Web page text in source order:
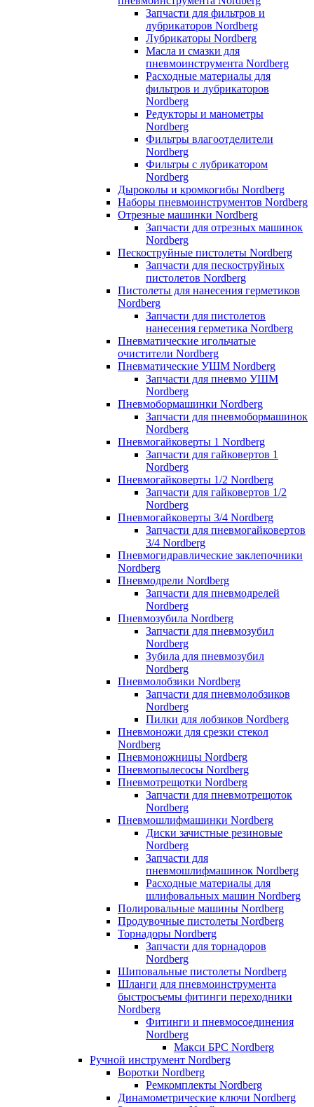
Запчасти для фильтров и
лубрикаторов Nordberg
Лубрикаторы Nordberg
Масла и смазки для
пневмоинструмента Nordberg
Расходные материалы для
фильтров и лубрикаторов
Nordberg
Редукторы и манометры
Nordberg
Фильтры влагоотделители
Nordberg
Фильтры с лубрикатором
Nordberg
Дыроколы и кромкогибы Nordberg
Наборы пневмоинструментов Nordberg
Отрезные машинки Nordberg
Запчасти для отрезных машинок
Nordberg
Пескоструйные пистолеты Nordberg
Запчасти для пескоструйных
пистолетов Nordberg
Пистолеты для нанесения герметиков
Nordberg
Запчасти для пистолетов
нанесения герметика Nordberg
Пневматические игольчатые
очистители Nordberg
Пневматические УШМ Nordberg
Запчасти для пневмо УШМ
Nordberg
Пневмобормашинки Nordberg
Запчасти для пневмобормашинок
Nordberg
Пневмогайковерты 1 Nordberg
Запчасти для гайковертов 1
Nordberg
Пневмогайковерты 1/2 Nordberg
Запчасти для гайковертов 1/2
Nordberg
Пневмогайковерты 3/4 Nordberg
Запчасти для пневмогайковертов
3/4 Nordberg
Пневмогидравлические заклепочники
Nordberg
Пневмодрели Nordberg
Запчасти для пневмодрелей
Nordberg
Пневмозубила Nordberg
Запчасти для пневмозубил
Nordberg
Зубила для пневмозубил
Nordberg
Пневмолобзики Nordberg
Запчасти для пневмолобзиков
Nordberg
Пилки для лобзиков Nordberg
Пневмоножи для срезки стекол
Nordberg
Пневмоножницы Nordberg
Пневмопылесосы Nordberg
Пневмотрещотки Nordberg
Запчасти для пневмотрещоток
Nordberg
Пневмошлифмашинки Nordberg
Диски зачистные резиновые
Nordberg
Запчасти для
пневмошлифмашинок Nordberg
Расходные материалы для
шлифовальных машин Nordberg
Полировальные машины Nordberg
Продувочные пистолеты Nordberg
Торнадоры Nordberg
Запчасти для торнадоров
Nordberg
Шиповальные пистолеты Nordberg
Шланги для пневмоинструмента
быстросъемы фитинги переходники
Nordberg
Фитинги и пневмосоединения
Nordberg
Макси БРС Nordberg
Ручной инструмент Nordberg
Воротки Nordberg
Ремкомплекты Nordberg
Динамометрические ключи Nordberg